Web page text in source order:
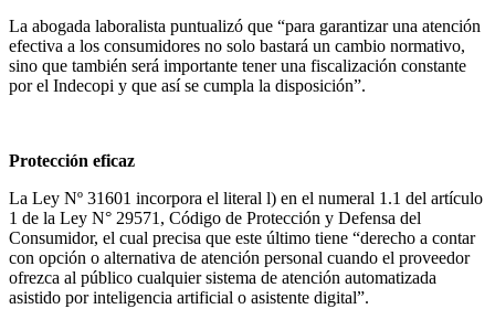
La abogada laboralista puntualizó que “para garantizar una atención
efectiva a los consumidores no solo bastará un cambio normativo,
sino que también será importante tener una fiscalización constante
por el Indecopi y que así se cumpla la disposición”.
Protección eficaz
La Ley Nº 31601 incorpora el literal l) en el numeral 1.1 del artículo
1 de la Ley N° 29571, Código de Protección y Defensa del
Consumidor, el cual precisa que este último tiene “derecho a contar
con opción o alternativa de atención personal cuando el proveedor
ofrezca al público cualquier sistema de atención automatizada
asistido por inteligencia artificial o asistente digital”.